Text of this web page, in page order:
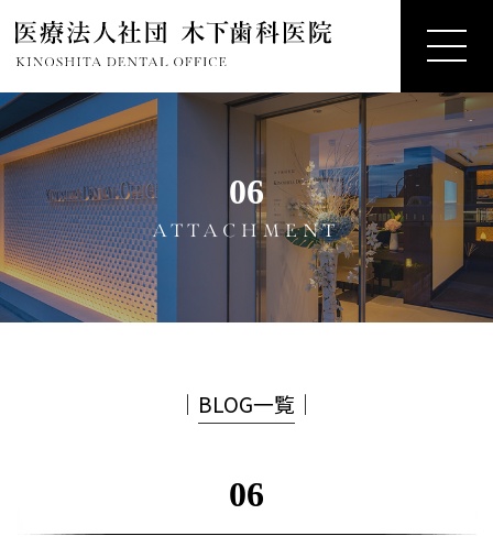
06
ATTACHMENT
│ BLOG一覧 │
06